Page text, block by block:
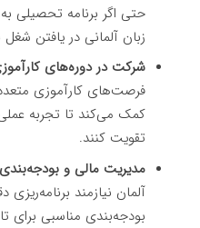
حتی اگر برنامه تحصیلی
زبان آلمانی در یافتن
شرکت در دوره‌های
فرصت‌های کارآموزی
کمک می‌کند تا تجربه
تقویت کنند.
مدیریت مالی و بودجه‌بندی
آلمان نیازمند
بودجه‌بندی مناسبی برای